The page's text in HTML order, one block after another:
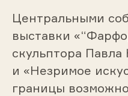
Центральными
выставки
скульптора Павла
и «Незримое
границы